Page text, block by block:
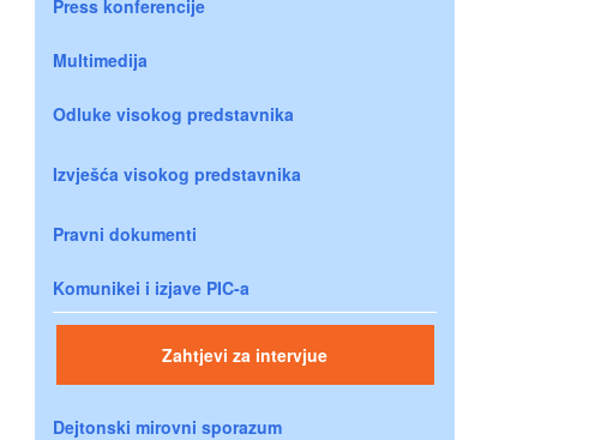
Press konferencije
Multimedija
Odluke visokog predstavnika
Izvješća visokog predstavnika
Pravni dokumenti
Komunikei i izjave PIC-a
Zahtjevi za intervjue
Dejtonski mirovni sporazum